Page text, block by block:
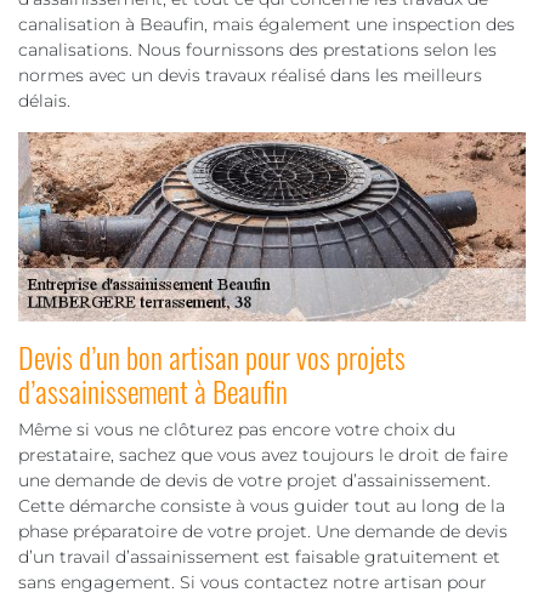
canalisation à Beaufin, mais également une inspection des
canalisations. Nous fournissons des prestations selon les
normes avec un devis travaux réalisé dans les meilleurs
délais.
Devis d’un bon artisan pour vos projets
d’assainissement à Beaufin
Même si vous ne clôturez pas encore votre choix du
prestataire, sachez que vous avez toujours le droit de faire
une demande de devis de votre projet d’assainissement.
Cette démarche consiste à vous guider tout au long de la
phase préparatoire de votre projet. Une demande de devis
d’un travail d’assainissement est faisable gratuitement et
sans engagement. Si vous contactez notre artisan pour